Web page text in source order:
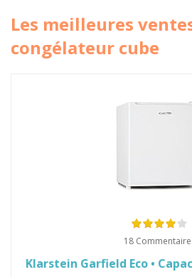
Les meilleures
congélateur cube
18
Klarstein Garfield Eco •